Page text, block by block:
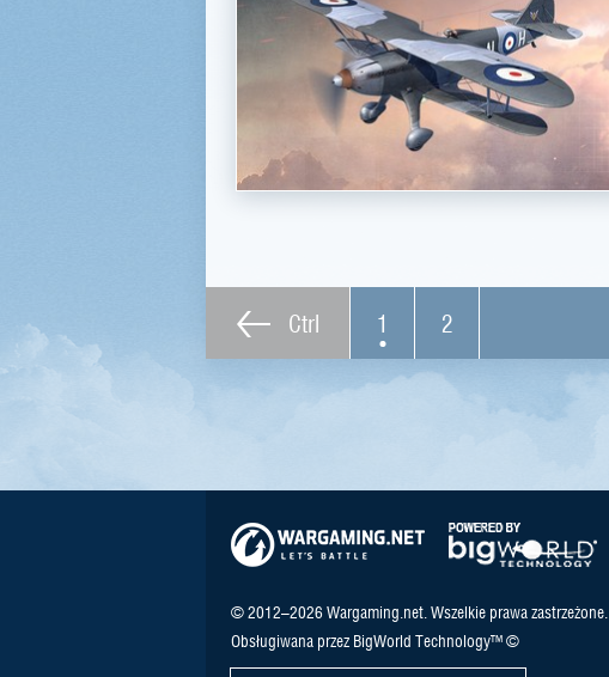
Ctrl 1 2
© 2012–2026 Wargaming.net. Wszelkie prawa zastrzeżone.
Obsługiwana przez BigWorld Technology™ ©